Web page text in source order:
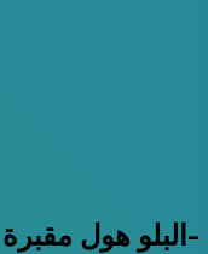
-البلو هول